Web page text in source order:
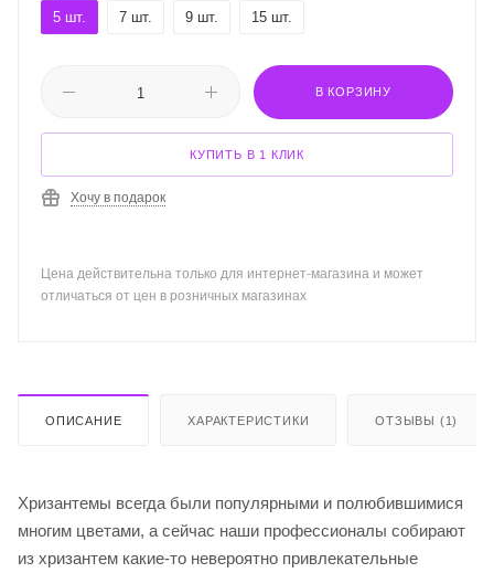
5 шт.
7 шт. 9 шт. 15 шт.
В КОРЗИНУ
КУПИТЬ В 1 КЛИК
Хочу в подарок
Цена действительна только для интернет-магазина и может
отличаться от цен в розничных магазинах
ОПИСАНИЕ ХАРАКТЕРИСТИКИ ОТЗЫВЫ (1)
Хризантемы всегда были популярными и полюбившимися
многим цветами, а сейчас наши профессионалы собирают
из хризантем какие-то невероятно привлекательные